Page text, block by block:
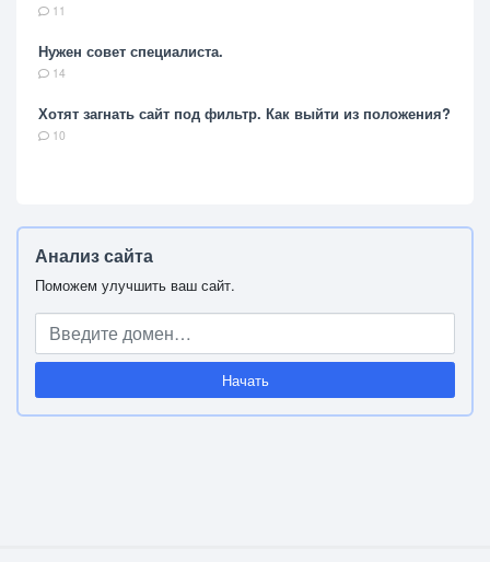
11
Нужен совет специалиста.
14
Хотят загнать сайт под фильтр. Как выйти из положения?
10
Анализ сайта
Поможем улучшить ваш сайт.
Начать